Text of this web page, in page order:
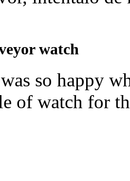
watch
so happy
of watch for